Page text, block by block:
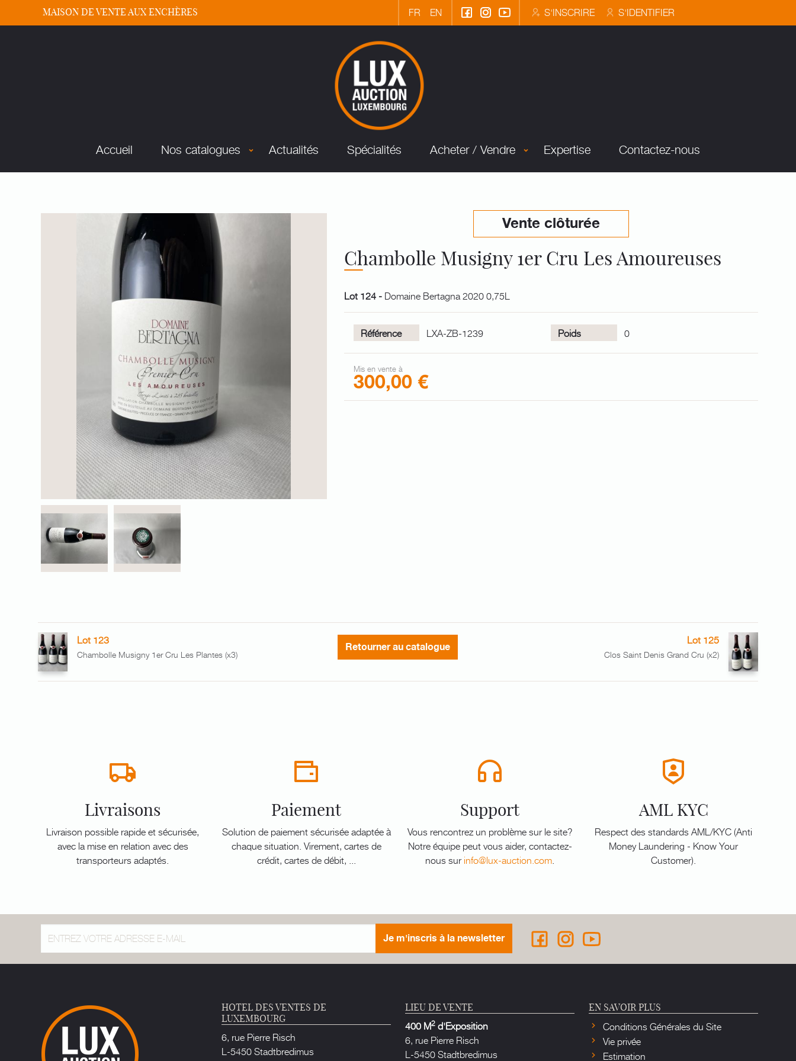
MAISON DE VENTE AUX ENCHÈRES FR EN S'INSCRIRE S'IDENTIFIER
Accueil Nos catalogues Actualités Spécialités Acheter / Vendre Expertise Contactez-nous
Vente clôturée
Chambolle Musigny 1er Cru Les Amoureuses
Lot 124 - Domaine Bertagna 2020 0,75L
Référence LXA-ZB-1239 Poids 0
Mis en vente à
300,00 €
Lot 123
Chambolle Musigny 1er Cru Les Plantes (x3) Retourner au catalogue Lot 125
Clos Saint Denis Grand Cru (x2)
Livraisons
Livraison possible rapide et sécurisée,
avec la mise en relation avec des
transporteurs adaptés.
Paiement
Solution de paiement sécurisée adaptée à
chaque situation. Virement, cartes de
crédit, cartes de débit, ...
Support
Vous rencontrez un problème sur le site?
Notre équipe peut vous aider, contactez-
nous surinfo@lux-auction.com.
AML KYC
Respect des standards AML/KYC (Anti
Money Laundering - Know Your
Customer).
Je m'inscris à la newsletter
HOTEL DES VENTES DE
LUXEMBOURG
6, rue Pierre Risch
L-5450 Stadtbredimus
LIEU DE VENTE
400 M2 d'Exposition
6, rue Pierre Risch
L-5450 Stadtbredimus
EN SAVOIR PLUS
Conditions Générales du Site
Vie privée
Estimation